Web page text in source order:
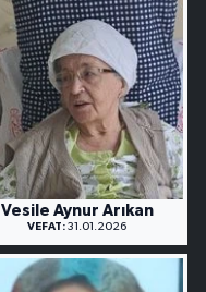
Vesile Aynur Arıkan
VEFAT: 31.01.2026